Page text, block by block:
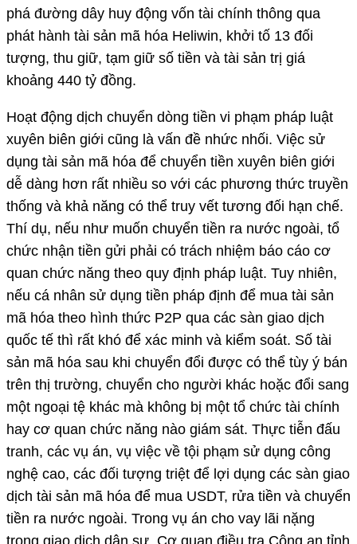
phá đường dây huy động vốn tài chính thông qua
phát hành tài sản mã hóa Heliwin, khởi tố 13 đối
tượng, thu giữ, tạm giữ số tiền và tài sản trị giá
khoảng 440 tỷ đồng.
Hoạt động dịch chuyển dòng tiền vi phạm pháp luật
xuyên biên giới cũng là vấn đề nhức nhối. Việc sử
dụng tài sản mã hóa để chuyển tiền xuyên biên giới
dễ dàng hơn rất nhiều so với các phương thức truyền
thống và khả năng có thể truy vết tương đối hạn chế.
Thí dụ, nếu như muốn chuyển tiền ra nước ngoài, tổ
chức nhận tiền gửi phải có trách nhiệm báo cáo cơ
quan chức năng theo quy định pháp luật. Tuy nhiên,
nếu cá nhân sử dụng tiền pháp định để mua tài sản
mã hóa theo hình thức P2P qua các sàn giao dịch
quốc tế thì rất khó để xác minh và kiểm soát. Số tài
sản mã hóa sau khi chuyển đổi được có thể tùy ý bán
trên thị trường, chuyển cho người khác hoặc đổi sang
một ngoại tệ khác mà không bị một tổ chức tài chính
hay cơ quan chức năng nào giám sát. Thực tiễn đấu
tranh, các vụ án, vụ việc về tội phạm sử dụng công
nghệ cao, các đối tượng triệt để lợi dụng các sàn giao
dịch tài sản mã hóa để mua USDT, rửa tiền và chuyển
tiền ra nước ngoài. Trong vụ án cho vay lãi nặng
trong giao dịch dân sự, Cơ quan điều tra Công an tỉnh